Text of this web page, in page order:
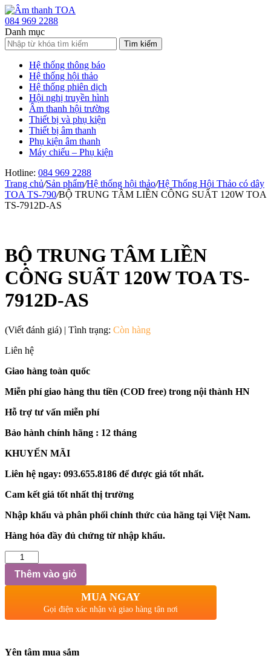
084 969 2288
Danh mục
Tìm
kiếm:
Hệ thống thông báo
Hệ thống hội thảo
Hệ thống phiên dịch
Hội nghị truyền hình
Âm thanh hội trường
Thiết bị và phụ kiện
Thiết bị âm thanh
Phụ kiện âm thanh
Máy chiếu – Phụ kiện
Hotline: 084 969 2288
Trang chủ/Sản phẩm/Hệ thống hội thảo/Hệ Thống Hội Thảo có dây
TOA TS-790/BỘ TRUNG TÂM LIỀN CÔNG SUẤT 120W TOA
TS-7912D-AS
BỘ TRUNG TÂM LIỀN
CÔNG SUẤT 120W TOA TS-
7912D-AS
(Viết đánh giá) | Tình trạng: Còn hàng
Liên hệ
Giao hàng toàn quốc
Miễn phí giao hàng thu tiền (COD free) trong nội thành HN
Hỗ trợ tư vấn miễn phí
Bảo hành chính hãng : 12 tháng
KHUYẾN MÃI
Liên hệ ngay: 093.655.8186 để được giá tốt nhất.
Cam kết giá tốt nhất thị trường
Nhập khẩu và phân phối chính thức của hãng tại Việt Nam.
Hàng hóa đầy đủ chứng từ nhập khẩu.
lượng
Thêm vào giỏ
MUA NGAY
Gọi điện xác nhận và giao hàng tận nơi
Yên tâm mua sắm